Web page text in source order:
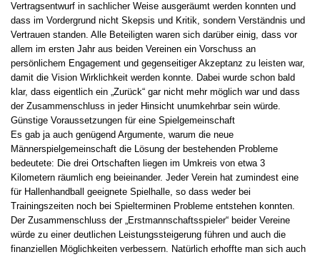
Vertragsentwurf in sachlicher Weise ausgeräumt werden konnten und
dass im Vordergrund nicht Skepsis und Kritik, sondern Verständnis und
Vertrauen standen. Alle Beteiligten waren sich darüber einig, dass vor
allem im ersten Jahr aus beiden Vereinen ein Vorschuss an
persönlichem Engagement und gegenseitiger Akzeptanz zu leisten war,
damit die Vision Wirklichkeit werden konnte. Dabei wurde schon bald
klar, dass eigentlich ein „Zurück“ gar nicht mehr möglich war und dass
der Zusammenschluss in jeder Hinsicht unumkehrbar sein würde.
Günstige Voraussetzungen für eine Spielgemeinschaft
Es gab ja auch genügend Argumente, warum die neue
Männerspielgemeinschaft die Lösung der bestehenden Probleme
bedeutete: Die drei Ortschaften liegen im Umkreis von etwa 3
Kilometern räumlich eng beieinander. Jeder Verein hat zumindest eine
für Hallenhandball geeignete Spielhalle, so dass weder bei
Trainingszeiten noch bei Spielterminen Probleme entstehen konnten.
Der Zusammenschluss der „Erstmannschaftsspieler“ beider Vereine
würde zu einer deutlichen Leistungssteigerung führen und auch die
finanziellen Möglichkeiten verbessern. Natürlich erhoffte man sich auch